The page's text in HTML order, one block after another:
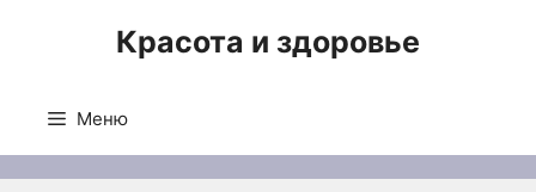
Красота и здоровье
Меню